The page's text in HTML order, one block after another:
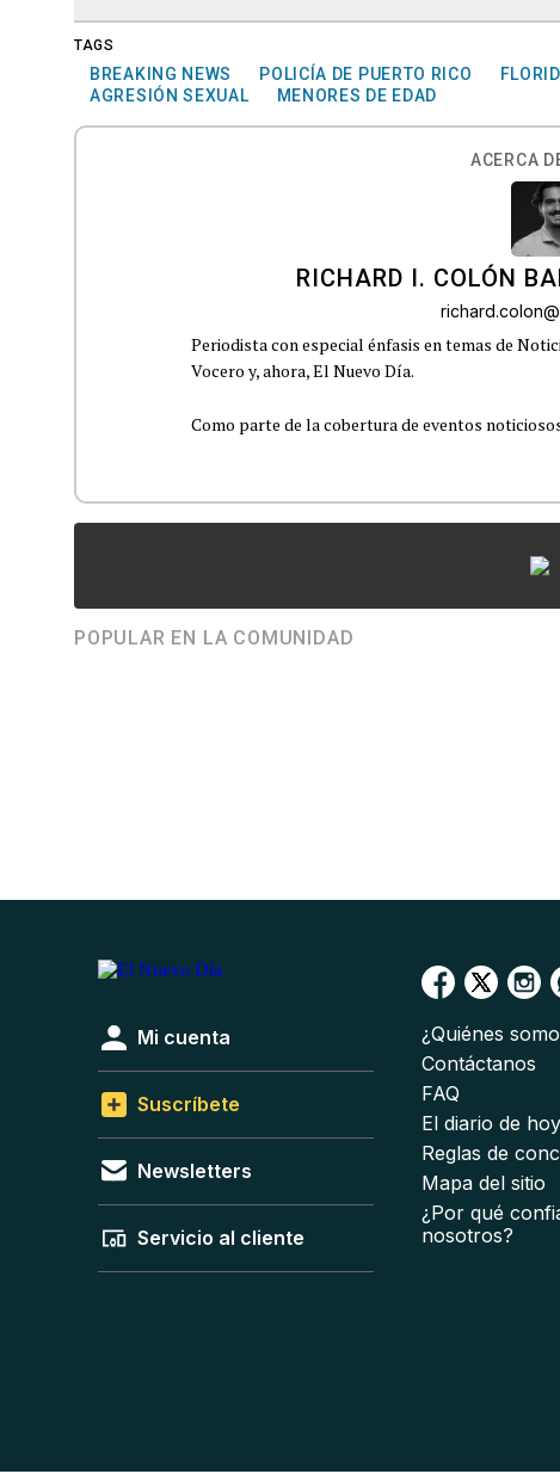
TAGS
BREAKING NEWS POLICÍA DE PUERTO RICO
AGRESIÓN SEXUAL
MENORES DE EDAD
ACERCA
RICHARD I. COLÓN
Periodista con especial énfasis en temas de
Vocero y, ahora, El Nuevo Día.
Como parte de la cobertura de eventos
POPULAR EN LA COMUNIDAD
Mi cuenta
Suscríbete
Newsletters
Servicio al cliente
¿Quiénes
Contáctanos
FAQ
El diario de hoy
Reglas de
Mapa del sitio
¿Por qué
nosotros?